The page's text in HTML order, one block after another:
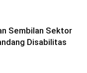
Sembilan Sektor
Disabilitas